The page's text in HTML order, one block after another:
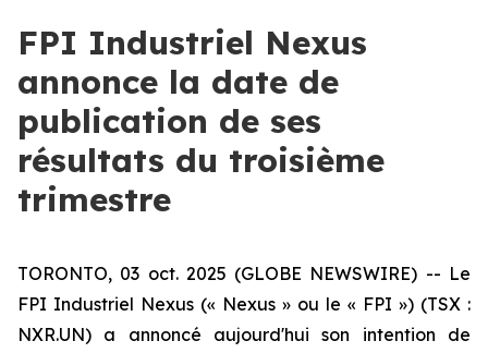
FPI Industriel Nexus
annonce la date de
publication de ses
résultats du troisième
trimestre
TORONTO, 03 oct. 2025 (GLOBE NEWSWIRE) -- Le
FPI Industriel Nexus (« Nexus » ou le « FPI ») (TSX :
NXR.UN) a annoncé aujourd'hui son intention de